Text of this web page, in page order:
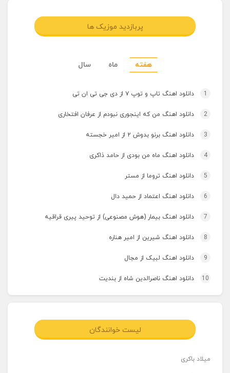
پربازدید موزیک ها
هفته ماه سال
1 دانلود اهنگ تاپ و توپ ۷ از دی جی تی ان تی
2 دانلود اهنگ من که اینجوری نبودم از عرفان افتخاری
3 دانلود اهنگ برنو بدوش ۲ از امیر خجسته
4 دانلود اهنگ ماه من بودی از حامد ذاکری
5 دانلود اهنگ تروما از مستر
6 دانلود اهنگ اعتماد از حمید دال
7 دانلود اهنگ بیمار (هوش مصنوعی) از توحید پیری قراقیه
8 دانلود اهنگ شیرین از امیر هناره
9 دانلود اهنگ لبیک از مجال
10 دانلود اهنگ ناصرالدین شاه از بندیت
لیست خوانندگان
میلاد باکری